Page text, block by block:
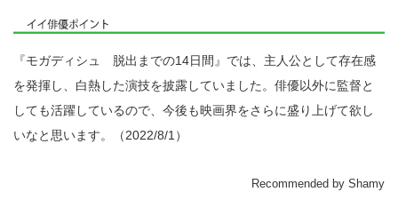
『モガディシュ 脱出までの14日間』では、主人公として存在感
を発揮し、白熱した演技を披露していました。俳優以外に監督と
しても活躍しているので、今後も映画界をさらに盛り上げて欲し
いなと思います。（2022/8/1）
Recommended by Shamy